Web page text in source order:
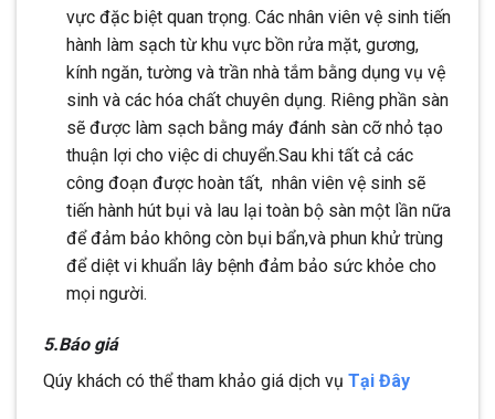
vực đặc biệt quan trọng. Các nhân viên vệ sinh tiến
hành làm sạch từ khu vực bồn rửa mặt, gương,
kính ngăn, tường và trần nhà tắm bằng dụng vụ vệ
sinh và các hóa chất chuyên dụng. Riêng phần sàn
sẽ được làm sạch bằng máy đánh sàn cỡ nhỏ tạo
thuận lợi cho việc di chuyển.Sau khi tất cả các
công đoạn được hoàn tất, nhân viên vệ sinh sẽ
tiến hành hút bụi và lau lại toàn bộ sàn một lần nữa
để đảm bảo không còn bụi bẩn,và phun khử trùng
để diệt vi khuẩn lây bệnh đảm bảo sức khỏe cho
mọi người.
5.Báo giá
Qúy khách có thể tham khảo giá dịch vụ Tại Đây